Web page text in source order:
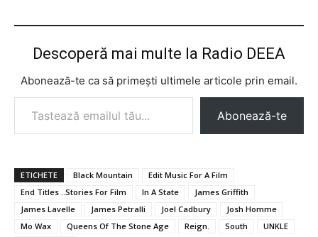
Descoperă mai multe la Radio DEEA
Abonează-te ca să primești ultimele articole prin email.
Tastează emailul tău...
Abonează-te
ETICHETE Black Mountain
Edit Music For A Film
End Titles ..Stories For Film
In A State
James Griffith
James Lavelle
James Petralli Joel Cadbury
Josh Homme
Mo Wax
Queens Of The Stone Age Reign. South
UNKLE